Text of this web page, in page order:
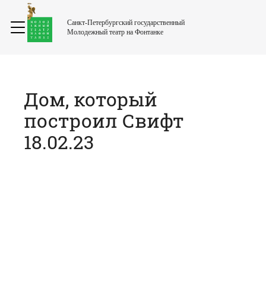
Санкт-Петербургский государственный
Молодежный театр на Фонтанке
Дом, который
построил Свифт
18.02.23